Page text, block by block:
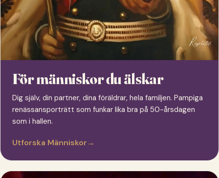
För människor du älskar
Dig själv, din partner, dina föräldrar, hela familjen. Pampiga
renässansporträtt som funkar lika bra på 50-årsdagen
som i hallen.
Utforska Människor→